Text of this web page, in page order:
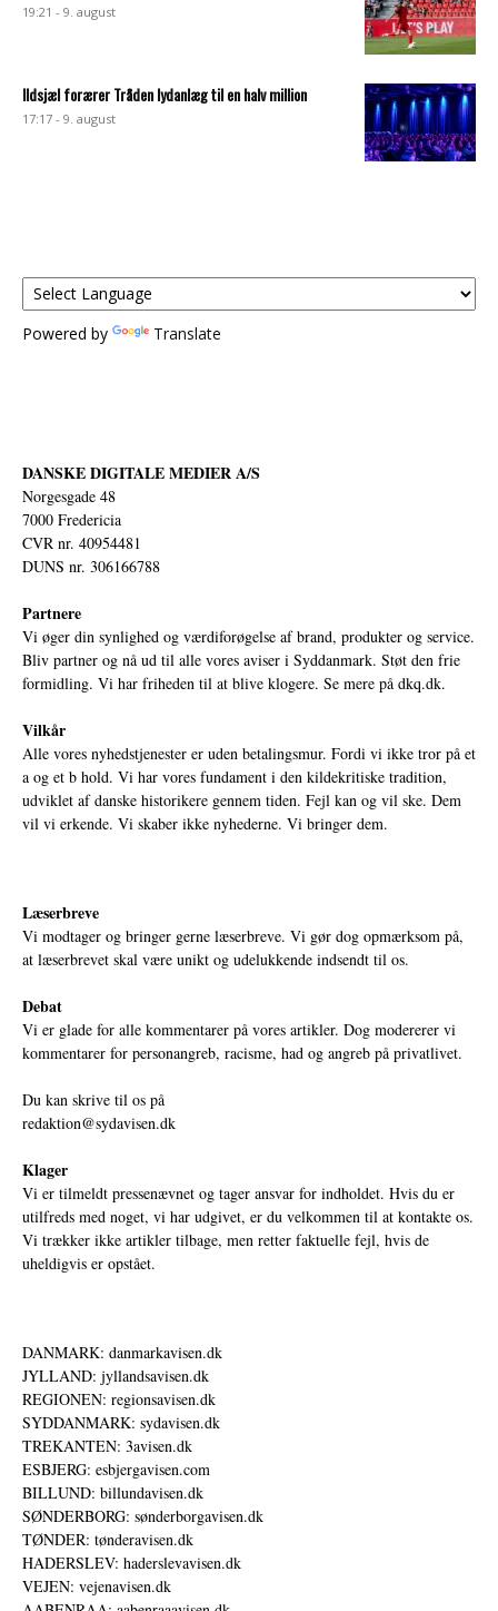
19:21 - 9. august
Ildsjæl forærer Tråden lydanlæg til en halv million
17:17 - 9. august
Powered by Translate
DANSKE DIGITALE MEDIER A/S
Norgesgade 48
7000 Fredericia
CVR nr. 40954481
DUNS nr. 306166788
Partnere
Vi øger din synlighed og værdiforøgelse af brand, produkter og service.
Bliv partner og nå ud til alle vores aviser i Syddanmark. Støt den frie
formidling. Vi har friheden til at blive klogere. Se mere på dkq.dk.
Vilkår
Alle vores nyhedstjenester er uden betalingsmur. Fordi vi ikke tror på et
a og et b hold. Vi har vores fundament i den kildekritiske tradition,
udviklet af danske historikere gennem tiden. Fejl kan og vil ske. Dem
vil vi erkende. Vi skaber ikke nyhederne. Vi bringer dem.
Læserbreve
Vi modtager og bringer gerne læserbreve. Vi gør dog opmærksom på,
at læserbrevet skal være unikt og udelukkende indsendt til os.
Debat
Vi er glade for alle kommentarer på vores artikler. Dog modererer vi
kommentarer for personangreb, racisme, had og angreb på privatlivet.
Du kan skrive til os på
redaktion@sydavisen.dk
Klager
Vi er tilmeldt pressenævnet og tager ansvar for indholdet. Hvis du er
utilfreds med noget, vi har udgivet, er du velkommen til at kontakte os.
Vi trækker ikke artikler tilbage, men retter faktuelle fejl, hvis de
uheldigvis er opstået.
DANMARK: danmarkavisen.dk
JYLLAND: jyllandsavisen.dk
REGIONEN: regionsavisen.dk
SYDDANMARK: sydavisen.dk
TREKANTEN: 3avisen.dk
ESBJERG: esbjergavisen.com
BILLUND: billundavisen.dk
SØNDERBORG: sønderborgavisen.dk
TØNDER: tønderavisen.dk
HADERSLEV: haderslevavisen.dk
VEJEN: vejenavisen.dk